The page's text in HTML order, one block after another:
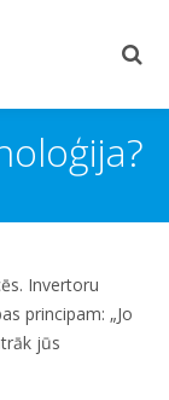
Invertoru
principam: „Jo
jūs